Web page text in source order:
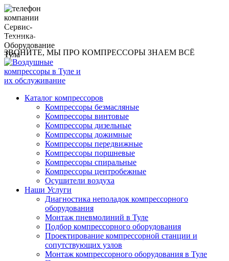
8 (960) 593-1219
compressor@toolsmachines.ru
ЗВОНИТЕ, МЫ ПРО КОМПРЕССОРЫ ЗНАЕМ ВСЁ
Каталог компрессоров
Компрессоры безмасляные
Компрессоры винтовые
Компрессоры дизельные
Компрессоры дожимные
Компрессоры передвижные
Компрессоры поршневые
Компрессоры спиральные
Компрессоры центробежные
Осушители воздуха
Наши Услуги
Диагностика неполадок компрессорного
оборудования
Монтаж пневмолиний в Туле
Подбор компрессорного оборудования
Проектирование компрессорной станции и
сопутствующих узлов
Монтаж компрессорного оборудования в Туле